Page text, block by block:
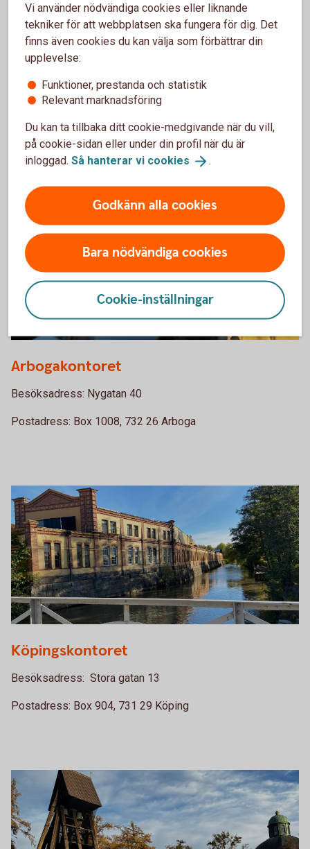
Mariefred
Mariefredskontoret
Besöksadress: Långgatan 11
Postadress: Box 13, 647 21 Mariefred
Medarbetare Mariefred
Arbogakontoret
Besöksadress: Nygatan 40
Postadress: Box 1008, 732 26 Arboga
Köpingskontoret
Besöksadress: Stora gatan 13
Postadress: Box 904, 731 29 Köping
Vi använder nödvändiga cookies eller liknande
tekniker för att webbplatsen ska fungera för dig. Det
finns även cookies du kan välja som förbättrar din
upplevelse:
Funktioner, prestanda och statistik
Relevant marknadsföring
Du kan ta tillbaka ditt cookie-medgivande när du vill,
på cookie-sidan eller under din profil när du är
inloggad. Så hanterar vi cookies .
Godkänn alla cookies
Bara nödvändiga cookies
Cookie-inställningar